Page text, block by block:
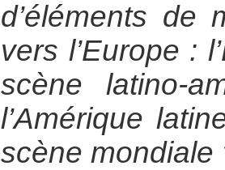
d’éléments de
vers l’Europe :
scène latino-
l’Amérique
scène mondiale